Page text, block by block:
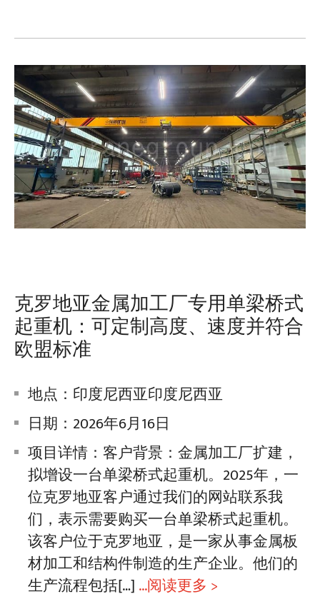
克罗地亚金属加工厂专用单梁桥式
起重机：可定制高度、速度并符合
欧盟标准
地点：印度尼西亚印度尼西亚
日期：2026年6月16日
项目详情：客户背景：金属加工厂扩建，
拟增设一台单梁桥式起重机。2025年，一
位克罗地亚客户通过我们的网站联系我
们，表示需要购买一台单梁桥式起重机。
该客户位于克罗地亚，是一家从事金属板
材加工和结构件制造的生产企业。他们的
生产流程包括[…] ...阅读更多 >